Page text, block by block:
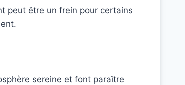
peut être un frein pour certains
sereine et font paraître